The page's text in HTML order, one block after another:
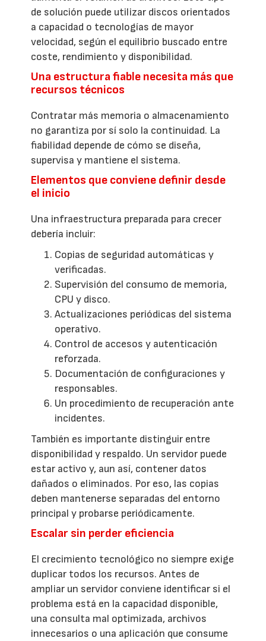
de solución puede utilizar discos orientados
a capacidad o tecnologías de mayor
velocidad, según el equilibrio buscado entre
coste, rendimiento y disponibilidad.
Una estructura fiable necesita más que
recursos técnicos
Contratar más memoria o almacenamiento
no garantiza por sí solo la continuidad. La
fiabilidad depende de cómo se diseña,
supervisa y mantiene el sistema.
Elementos que conviene definir desde
el inicio
Una infraestructura preparada para crecer
debería incluir:
Copias de seguridad automáticas y
verificadas.
Supervisión del consumo de memoria,
CPU y disco.
Actualizaciones periódicas del sistema
operativo.
Control de accesos y autenticación
reforzada.
Documentación de configuraciones y
responsables.
Un procedimiento de recuperación ante
incidentes.
También es importante distinguir entre
disponibilidad y respaldo. Un servidor puede
estar activo y, aun así, contener datos
dañados o eliminados. Por eso, las copias
deben mantenerse separadas del entorno
principal y probarse periódicamente.
Escalar sin perder eficiencia
El crecimiento tecnológico no siempre exige
duplicar todos los recursos. Antes de
ampliar un servidor conviene identificar si el
problema está en la capacidad disponible,
una consulta mal optimizada, archivos
innecesarios o una aplicación que consume